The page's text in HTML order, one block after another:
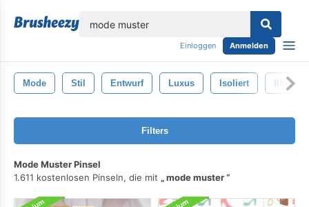
Einloggen Anmelden
Mode Stil Entwurf Luxus Isoliert
Filters
Mode Muster Pinsel
1.611 kostenlosen Pinseln, die mit
mode muster